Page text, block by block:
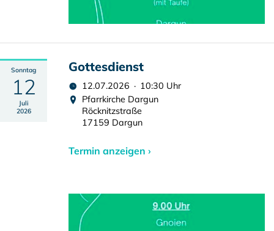
Sonntag
12
Juli
2026
Gottesdienst
12.07.2026 · 10:30 Uhr
Pfarrkirche Dargun
Röcknitzstraße
17159 Dargun
Termin anzeigen ›